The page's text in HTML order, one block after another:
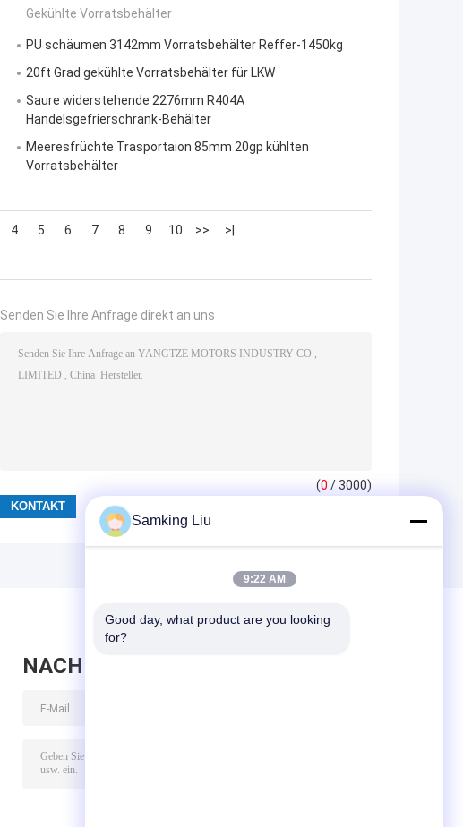
Gekühlte Vorratsbehälter
PU schäumen 3142mm Vorratsbehälter Reffer-1450kg
20ft Grad gekühlte Vorratsbehälter für LKW
Saure widerstehende 2276mm R404A
Handelsgefrierschrank-Behälter
Meeresfrüchte Trasportaion 85mm 20gp kühlten
Vorratsbehälter
4 5 6 7 8 9 10 >> >|
Senden Sie Ihre Anfrage direkt an uns
(0 / 3000)
NACHRICHT HINTERLASSEN
Samking Liu
9:22 AM
Good day, what product are you looking
for?